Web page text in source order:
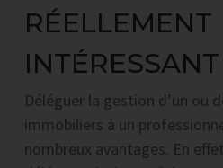
RÉELLEMENT
Déléguer la gestion d’un ou
immobiliers à un
nombreux avantages. En